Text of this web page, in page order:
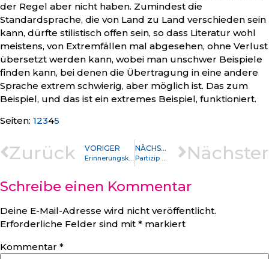
der Regel aber nicht haben. Zumindest die
Standardsprache, die von Land zu Land verschieden sein
kann, dürfte stilistisch offen sein, so dass Literatur wohl
meistens, von Extremfällen mal abgesehen, ohne Verlust
übersetzt werden kann, wobei man unschwer Beispiele
finden kann, bei denen die Übertragung in eine andere
Sprache extrem schwierig, aber möglich ist. Das zum
Beispiel, und das ist ein extremes Beispiel, funktioniert.
Seiten: Seite
1,Seite
2,Seite
3,Seite
4,Seite
5
Zurück VORIGER
Erinnerungskultur
NÄCHSTER
Partizip Präsens als Adverb Nächster
Schreibe einen Kommentar
Deine E-Mail-Adresse wird nicht veröffentlicht.
Erforderliche Felder sind mit * markiert
Kommentar *